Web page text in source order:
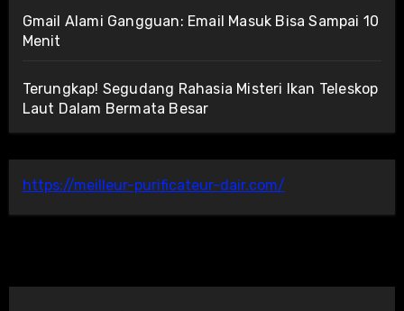
Gmail Alami Gangguan: Email Masuk Bisa Sampai 10
Menit
Terungkap! Segudang Rahasia Misteri Ikan Teleskop
Laut Dalam Bermata Besar
https://meilleur-purificateur-dair.com/